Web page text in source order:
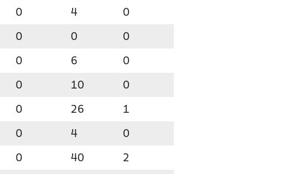
0 4 0
0 0 0
0 6 0
0 10 0
0 26 1
0 4 0
0 40 2